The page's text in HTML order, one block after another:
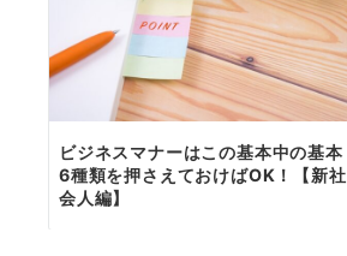
ビジネスマナーはこの基本中の基本
6種類を押さえておけばOK！【新社
会人編】